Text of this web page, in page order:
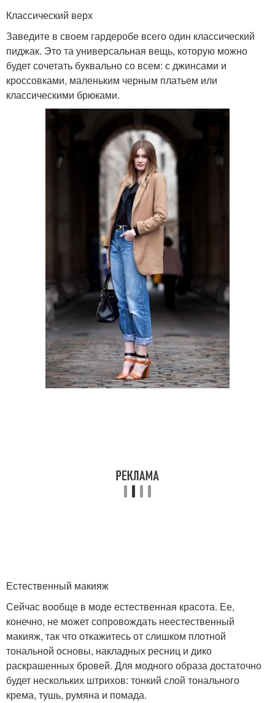
Классический верх
Заведите в своем гардеробе всего один классический
пиджак. Это та универсальная вещь, которую можно
будет сочетать буквально со всем: с джинсами и
кроссовками, маленьким черным платьем или
классическими брюками.
Естественный макияж
Сейчас вообще в моде естественная красота. Ее,
конечно, не может сопровождать неестественный
макияж, так что откажитесь от слишком плотной
тональной основы, накладных ресниц и дико
раскрашенных бровей. Для модного образа достаточно
будет нескольких штрихов: тонкий слой тонального
крема, тушь, румяна и помада.